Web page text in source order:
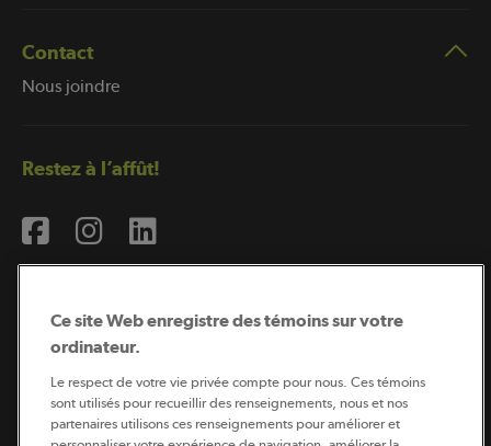
Contact
Nous joindre
Restez à l’affût!
Ce site Web enregistre des témoins sur votre
ordinateur.
Le respect de votre vie privée compte pour nous. Ces témoins
sont utilisés pour recueillir des renseignements, nous et nos
partenaires utilisons ces renseignements pour améliorer et